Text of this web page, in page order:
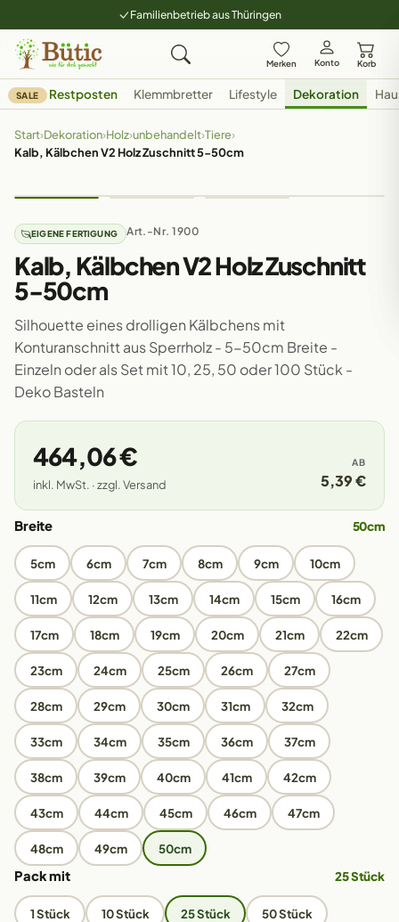
Familienbetrieb aus Thüringen
Merken Konto Korb
SALE Restposten Klemmbretter Lifestyle Dekoration
Start›Dekoration›Holz›unbehandelt›Tiere›
Kalb, Kälbchen V2 Holz Zuschnitt 5-50cm
EIGENE FERTIGUNG Art.-Nr. 1900
Kalb, Kälbchen V2 Holz Zuschnitt
5-50cm
Silhouette eines drolligen Kälbchens mit
Konturanschnitt aus Sperrholz - 5-50cm Breite -
Einzeln oder als Set mit 10, 25, 50 oder 100 Stück -
Deko Basteln
464,06 €
inkl. MwSt. · zzgl. Versand
AB
5,39 €
Breite 50cm
5cm 6cm 7cm 8cm 9cm 10cm
11cm 12cm 13cm 14cm 15cm 16cm
17cm 18cm 19cm 20cm 21cm 22cm
23cm 24cm 25cm 26cm 27cm
28cm 29cm 30cm 31cm 32cm
33cm 34cm 35cm 36cm 37cm
38cm 39cm 40cm 41cm 42cm
43cm 44cm 45cm 46cm 47cm
48cm 49cm 50cm
Pack mit 25 Stück
1 Stück 10 Stück 25 Stück 50 Stück